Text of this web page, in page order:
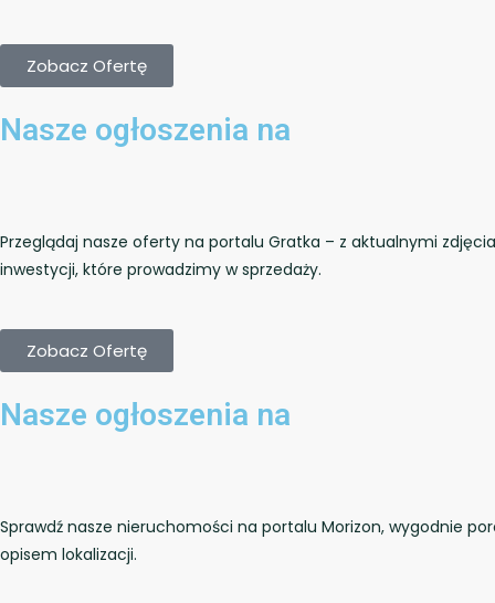
Zobacz Ofertę
Nasze ogłoszenia na
Przeglądaj nasze oferty na portalu Gratka – z aktualnymi
inwestycji, które prowadzimy w sprzedaży.
Zobacz Ofertę
Nasze ogłoszenia na
Sprawdź nasze nieruchomości na portalu Morizon, wygodnie
opisem lokalizacji.